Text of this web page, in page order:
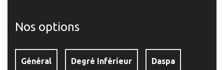
Nos options
Général Degré Inférieur Daspa